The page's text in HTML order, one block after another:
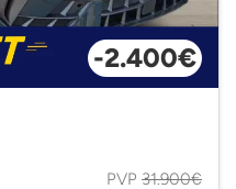
-2.400€
PVP 31.900€